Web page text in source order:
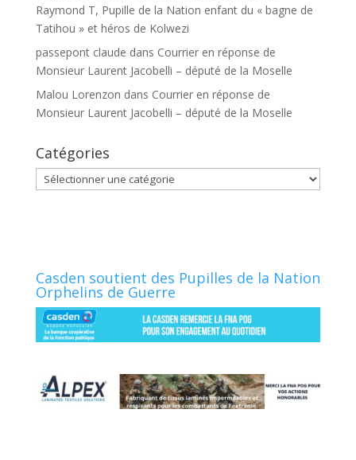
Raymond T, Pupille de la Nation enfant du « bagne de
Tatihou » et héros de Kolwezi
passepont claude dans Courrier en réponse de
Monsieur Laurent Jacobelli – député de la Moselle
Malou Lorenzon dans Courrier en réponse de
Monsieur Laurent Jacobelli – député de la Moselle
Catégories
Catégories
Casden soutient des Pupilles de la Nation
Orphelins de Guerre